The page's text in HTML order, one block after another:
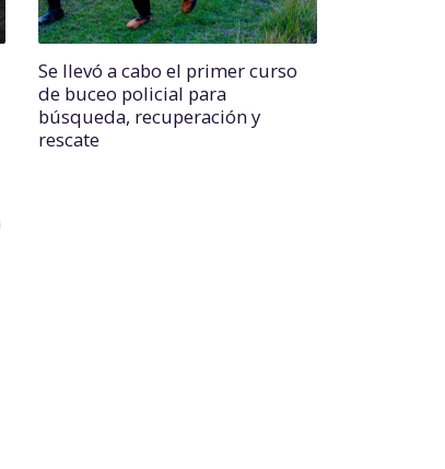
Se llevó a cabo el primer curso
de buceo policial para
búsqueda, recuperación y
rescate